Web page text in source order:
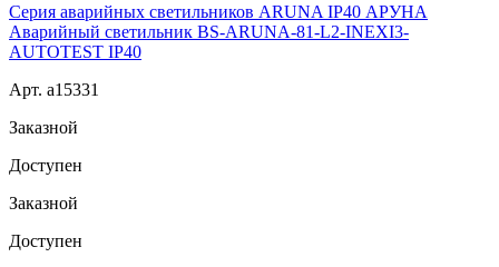
Серия аварийных светильников ARUNA IP40 АРУНА
Аварийный светильник BS-ARUNA-81-L2-INEXI3-
AUTOTEST IP40
Арт. a15331
Заказной
Доступен
Заказной
Доступен